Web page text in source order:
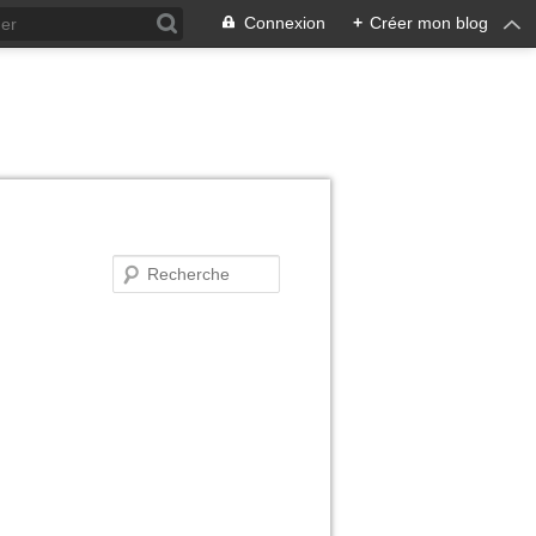
Connexion + Créer mon blog